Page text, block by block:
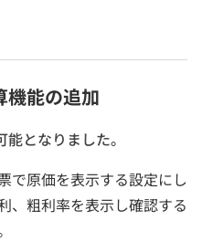
機能の追加
となりました。
で原価を表示する設定にし
、粗利率を表示し確認する